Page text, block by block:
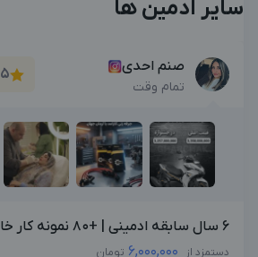
سایر ادمین ها
صنم احدی
تمام وقت
5
6 سال سابقه ادمینی | +۸۰ نمونه کار خا...
دستمزد از 6,000,000 تومان